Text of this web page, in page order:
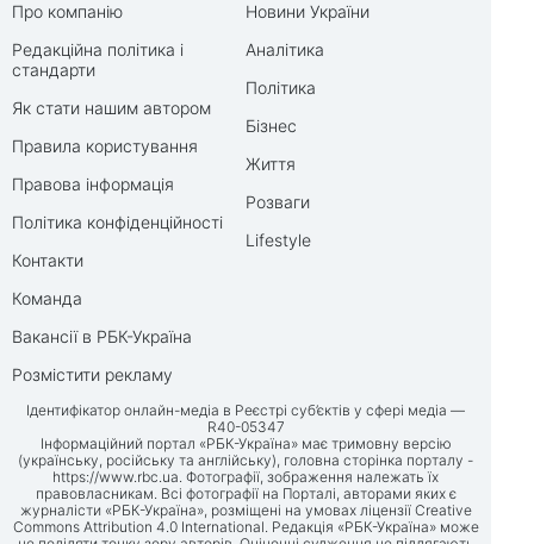
Про компанію
Редакційна політика і
стандарти
Як стати нашим автором
Правила користування
Правова інформація
Політика конфіденційності
Контакти
Команда
Вакансії в РБК-Україна
Розмістити рекламу
Новини України
Аналітика
Політика
Бізнес
Життя
Розваги
Lifestyle
Ідентифікатор онлайн-медіа в Реєстрі суб’єктів у сфері медіа —
R40-05347
Інформаційний портал «РБК-Україна» має тримовну версію
(українську, російську та англійську), головна сторінка порталу -
https://www.rbc.ua. Фотографії, зображення належать їх
правовласникам. Всі фотографії на Порталі, авторами яких є
журналісти «РБК-Україна», розміщені на умовах ліцензії Creative
Commons Attribution 4.0 International. Редакція «РБК-Україна» може